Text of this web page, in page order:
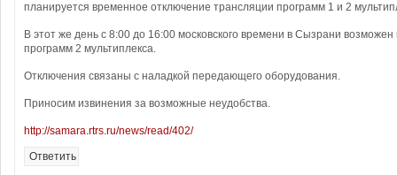
планируется временное отключение трансляции программ 1 и 2
В этот же день с 8:00 до 16:00 московского времени в Сызрани
программ 2 мультиплекса.
Отключения связаны с наладкой передающего оборудования.
Приносим извинения за возможные неудобства.
http://samara.rtrs.ru/news/read/402/
Ответить